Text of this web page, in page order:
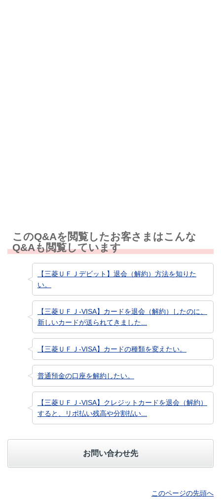
このQ&Aを閲覧したお客さまはこんな
Q&Aも閲覧しています
【三菱ＵＦＪデビット】退会（解約）方法を知りた
い。
【三菱ＵＦＪ-VISA】カードを退会（解約）したのに、
新しいカードが送られてきました...
【三菱ＵＦＪ-VISA】カードの種類を変えたい。
普通預金の口座を解約したい。
【三菱ＵＦＪ-VISA】クレジットカードを退会（解約）
すると、リボ払い残高や分割払い...
お問い合わせ先
このページの先頭へ